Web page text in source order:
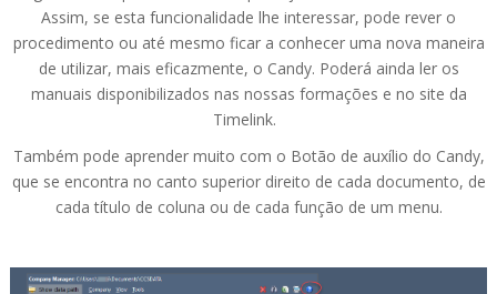
Assim, se esta funcionalidade lhe interessar, pode rever o
procedimento ou até mesmo ficar a conhecer uma nova maneira
de utilizar, mais eficazmente, o Candy. Poderá ainda ler os
manuais disponibilizados nas nossas formações e no site da
Timelink.
Também pode aprender muito com o Botão de auxílio do Candy,
que se encontra no canto superior direito de cada documento, de
cada título de coluna ou de cada função de um menu.